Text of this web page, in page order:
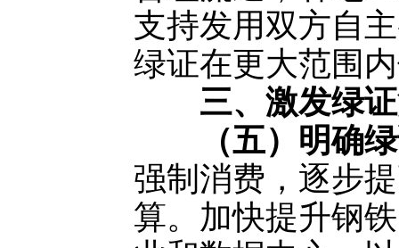
支持发用双方自
绿证在更大范围
三、激发绿
（五）明确
强制消费，逐步
算。加快提升钢